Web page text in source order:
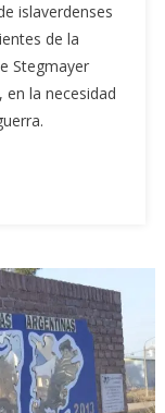
islaverdenses
de la
Stegmayer
la necesidad